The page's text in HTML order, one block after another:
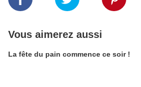
Vous aimerez aussi
La fête du pain commence ce soir !